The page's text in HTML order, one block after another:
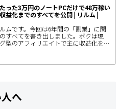
たった3万円のノートPCだけで48万稼い
益化までのすべてを公開 | リルム |
ムです。今回は6年間の「副業」に関
すべてを書き出しました。ボクは現
型のアフィリエイトで主に収益化をし
へ